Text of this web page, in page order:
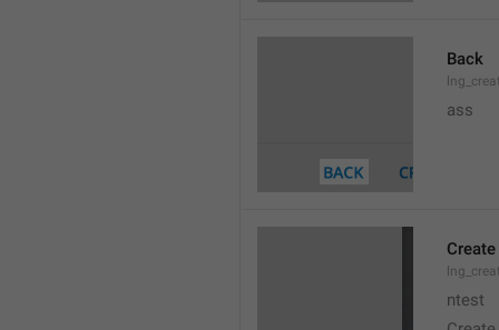
Back
ass
Create
ntest